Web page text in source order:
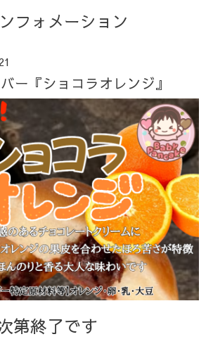
フォメーション
ー『ショコラオレンジ』
第終了です